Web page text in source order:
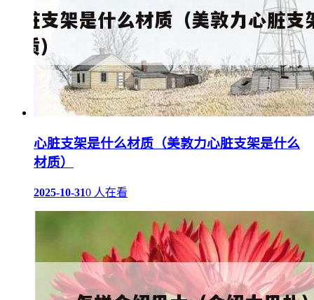
心脏支架是什么材质（美敦力心脏支架是什么
材质）
2025-10-310 人在看